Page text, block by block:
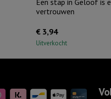
vertrouwen
€ 3,94
Uitverkocht